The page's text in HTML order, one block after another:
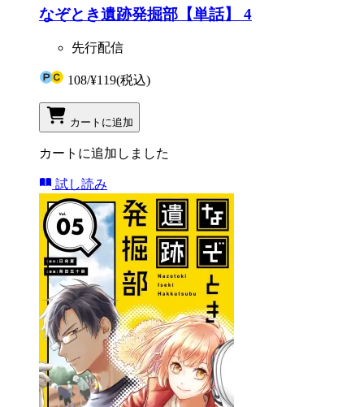
なぞとき遺跡発掘部【単話】 4
先行配信
108/¥119(税込)
カートに追加
カートに追加しました
試し読み